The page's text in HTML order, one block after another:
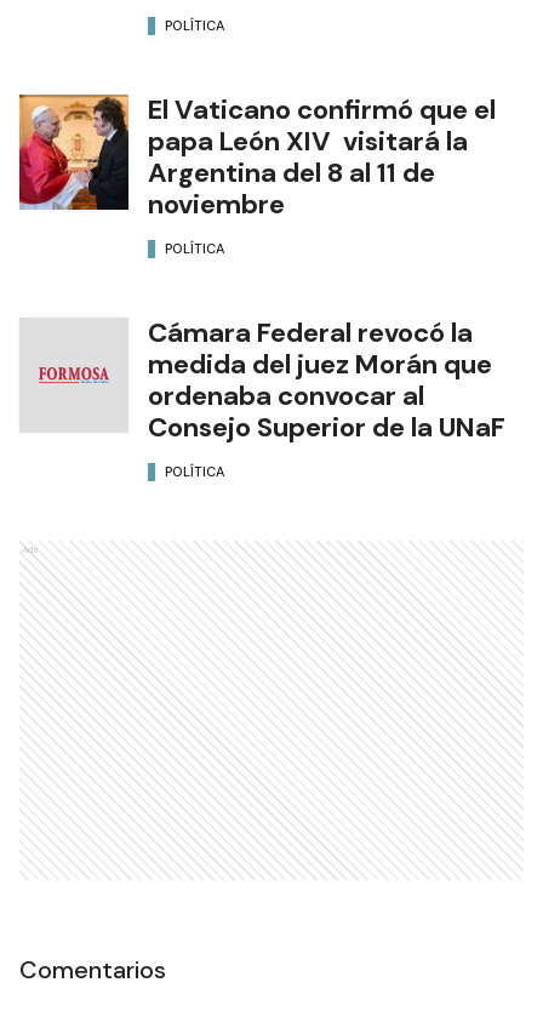
POLÍTICA
El Vaticano confirmó que el
papa León XIV visitará la
Argentina del 8 al 11 de
noviembre
POLÍTICA
Cámara Federal revocó la
medida del juez Morán que
ordenaba convocar al
Consejo Superior de la UNaF
POLÍTICA
Ads
Comentarios